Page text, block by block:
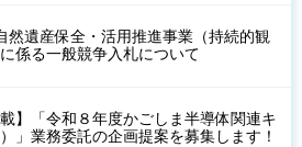
然遺産保全・活用推進事業（持続的観
係る一般競争入札について
】「令和８年度かごしま半導体関連キ
」業務委託の企画提案を募集します！